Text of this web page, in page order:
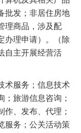
批发；非居住房地
理商品，涉及配
办理申请）。（除
自主开展经营活
术服务；信息技术
旅游信息咨询；
、发布、代理；
服务；公关活动策